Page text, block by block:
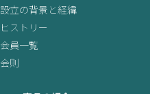
設立の背景と経緯
ヒストリー
会員一覧
会則